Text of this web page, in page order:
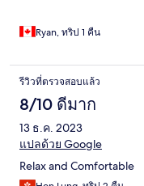
Ryan, ทริป 1 คืน
รีวิวที่ตรวจสอบแล้ว
8/10 ดีมาก
13 ธ.ค. 2023
แปลด้วย Google
Relax and Comfortable